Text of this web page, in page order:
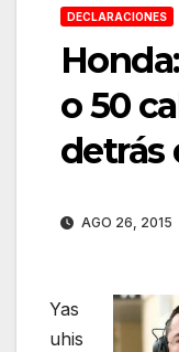
DECLARACIONES
o 50
detrás
AGO 26, 2015
Yas
uhis